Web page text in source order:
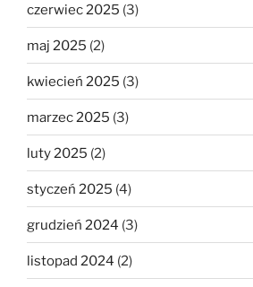
czerwiec 2025 (3)
maj 2025 (2)
kwiecień 2025 (3)
marzec 2025 (3)
luty 2025 (2)
styczeń 2025 (4)
grudzień 2024 (3)
listopad 2024 (2)